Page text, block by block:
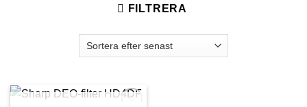
FILTRERA